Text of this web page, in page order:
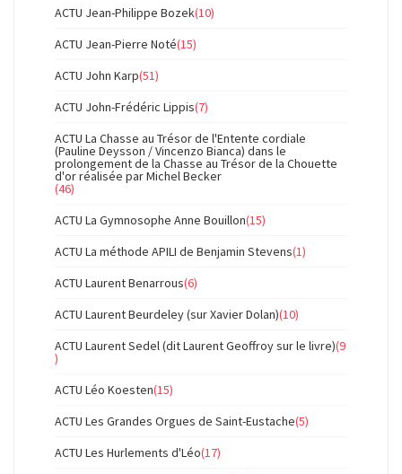
ACTU Jean-Philippe Bozek(10)
ACTU Jean-Pierre Noté(15)
ACTU John Karp(51)
ACTU John-Frédéric Lippis(7)
ACTU La Chasse au Trésor de l'Entente cordiale
(Pauline Deysson / Vincenzo Bianca) dans le
prolongement de la Chasse au Trésor de la Chouette
d'or réalisée par Michel Becker
(46)
ACTU La Gymnosophe Anne Bouillon(15)
ACTU La méthode APILI de Benjamin Stevens(1)
ACTU Laurent Benarrous(6)
ACTU Laurent Beurdeley (sur Xavier Dolan)(10)
ACTU Laurent Sedel (dit Laurent Geoffroy sur le livre)(9
)
ACTU Léo Koesten(15)
ACTU Les Grandes Orgues de Saint-Eustache(5)
ACTU Les Hurlements d'Léo(17)